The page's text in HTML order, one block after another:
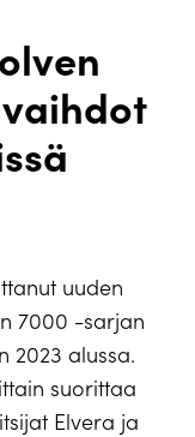
uuden
7000 -sarjan
2023 alussa.
suorittaa
Elvera ja